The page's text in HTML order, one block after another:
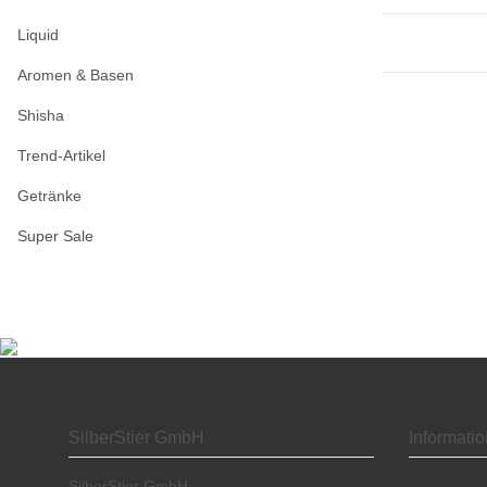
Liquid
Aromen & Basen
Shisha
Trend-Artikel
Getränke
Super Sale
SilberStier GmbH